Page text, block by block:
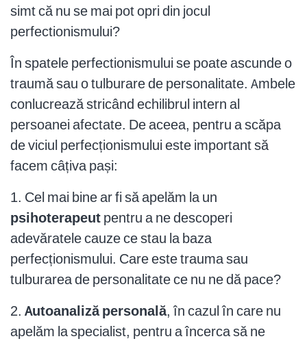
simt că nu se mai pot opri din jocul
perfectionismului?
În spatele perfectionismului se poate ascunde o
traumă sau o tulburare de personalitate. Ambele
conlucrează stricând echilibrul intern al
persoanei afectate. De aceea, pentru a scăpa
de viciul perfecționismului este important să
facem câțiva pași:
1. Cel mai bine ar fi să apelăm la un
psihoterapeut pentru a ne descoperi
adevăratele cauze ce stau la baza
perfecționismului. Care este trauma sau
tulburarea de personalitate ce nu ne dă pace?
2. Autoanaliză personală, în cazul în care nu
apelăm la specialist, pentru a încerca să ne